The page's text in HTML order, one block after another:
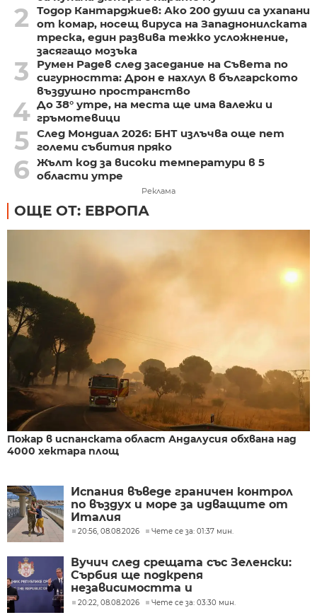
2
Тодор Кантарджиев: Ако 200 души са ухапани
от комар, носещ вируса на Западнонилската
треска, един развива тежко усложнение,
засягащо мозъка
3
Румен Радев след заседание на Съвета по
сигурността: Дрон е нахлул в българското
въздушно пространство
4 До 38° утре, на места ще има валежи и
гръмотевици
5 След Мондиал 2026: БНТ излъчва още пет
големи събития пряко
6 Жълт код за високи температури в 5
области утре
Реклама
ОЩЕ ОТ: ЕВРОПА
Пожар в испанската област Андалусия обхвана над
4000 хектара площ
Испания въведе граничен контрол
по въздух и море за идващите от
Италия
20:56, 08.08.2026 Чете се за: 01:37 мин.
Вучич след срещата със Зеленски:
Сърбия ще подкрепя
независимостта и
териториалната цялост на
20:22, 08.08.2026 Чете се за: 03:30 мин.